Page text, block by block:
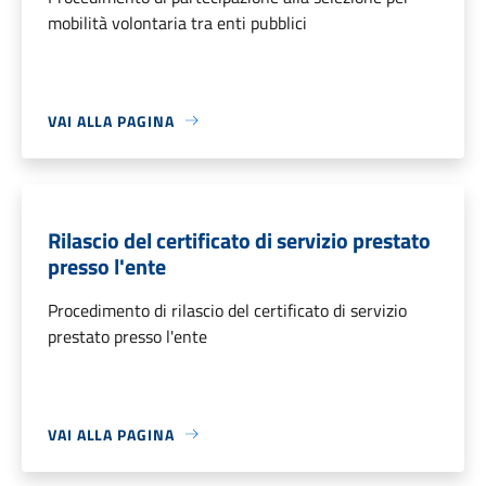
mobilità volontaria tra enti pubblici
VAI ALLA PAGINA
Rilascio del certificato di servizio prestato
presso l'ente
Procedimento di rilascio del certificato di servizio
prestato presso l'ente
VAI ALLA PAGINA